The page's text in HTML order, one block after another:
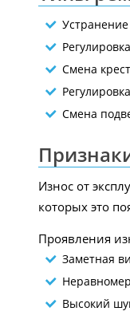
Смена
Смена
Износ от
которых это
Проявления
Заметная
Высокий